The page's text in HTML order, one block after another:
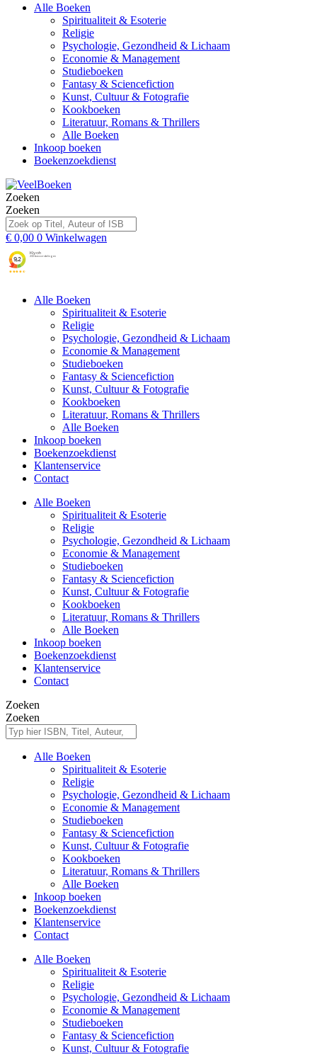
Alle Boeken
Spiritualiteit & Esoterie
Religie
Psychologie, Gezondheid & Lichaam
Economie & Management
Studieboeken
Fantasy & Sciencefiction
Kunst, Cultuur & Fotografie
Kookboeken
Literatuur, Romans & Thrillers
Alle Boeken
Inkoop boeken
Boekenzoekdienst
Zoeken
Zoeken
€ 0,00 0 Winkelwagen
Alle Boeken
Spiritualiteit & Esoterie
Religie
Psychologie, Gezondheid & Lichaam
Economie & Management
Studieboeken
Fantasy & Sciencefiction
Kunst, Cultuur & Fotografie
Kookboeken
Literatuur, Romans & Thrillers
Alle Boeken
Inkoop boeken
Boekenzoekdienst
Klantenservice
Contact
Alle Boeken
Spiritualiteit & Esoterie
Religie
Psychologie, Gezondheid & Lichaam
Economie & Management
Studieboeken
Fantasy & Sciencefiction
Kunst, Cultuur & Fotografie
Kookboeken
Literatuur, Romans & Thrillers
Alle Boeken
Inkoop boeken
Boekenzoekdienst
Klantenservice
Contact
Zoeken
Zoeken
Alle Boeken
Spiritualiteit & Esoterie
Religie
Psychologie, Gezondheid & Lichaam
Economie & Management
Studieboeken
Fantasy & Sciencefiction
Kunst, Cultuur & Fotografie
Kookboeken
Literatuur, Romans & Thrillers
Alle Boeken
Inkoop boeken
Boekenzoekdienst
Klantenservice
Contact
Alle Boeken
Spiritualiteit & Esoterie
Religie
Psychologie, Gezondheid & Lichaam
Economie & Management
Studieboeken
Fantasy & Sciencefiction
Kunst, Cultuur & Fotografie